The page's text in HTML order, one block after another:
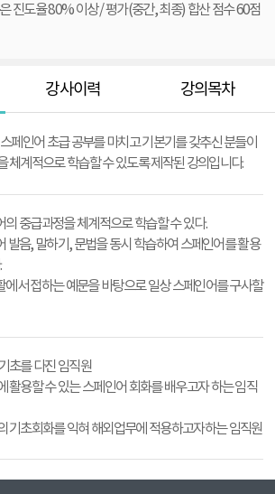
진도율 80% 이상 / 평가(중간, 최종) 합산 점수 60점
강사이력 강의목차
페인어 초급 공부를 마치고 기본기를 갖추신 분들이
체계적으로 학습할 수 있도록 제작된 강의입니다.
의 중급과정을 체계적으로 학습할 수 있다.
발음, 말하기, 문법을 동시 학습하여 스페인어를 활용
에서 접하는 예문을 바탕으로 일상 스페인어를 구사할
초를 다진 임직원
활용할 수 있는 스페인어 회화를 배우고자 하는 임직
기초회화를 익혀 해외업무에 적용하고자하는 임직원